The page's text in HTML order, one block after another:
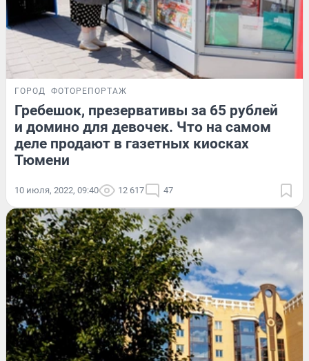
ГОРОД ФОТОРЕПОРТАЖ
Гребешок, презервативы за 65 рублей
и домино для девочек. Что на самом
деле продают в газетных киосках
Тюмени
10 июля, 2022, 09:40 12 617 47